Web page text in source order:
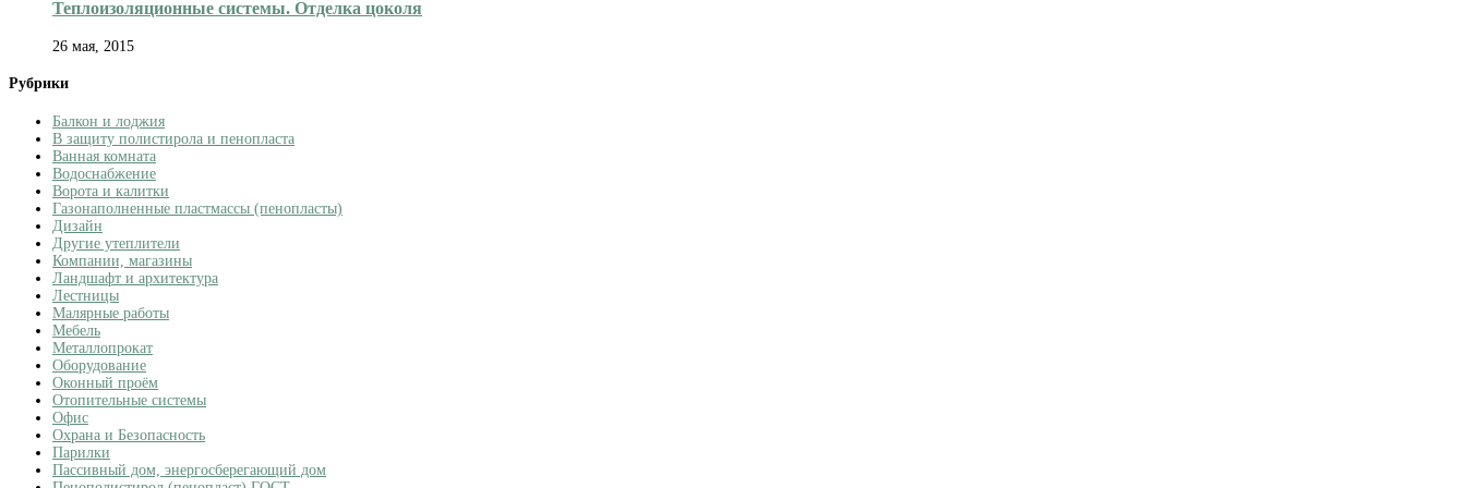
Теплоизоляционные системы. Отделка цоколя
26 мая, 2015
Рубрики
Балкон и лоджия
В защиту полистирола и пенопласта
Ванная комната
Водоснабжение
Ворота и калитки
Газонаполненные пластмассы (пенопласты)
Дизайн
Другие утеплители
Компании, магазины
Ландшафт и архитектура
Лестницы
Малярные работы
Мебель
Металлопрокат
Оборудование
Оконный проём
Отопительные системы
Офис
Охрана и Безопасность
Парилки
Пассивный дом, энергосберегающий дом